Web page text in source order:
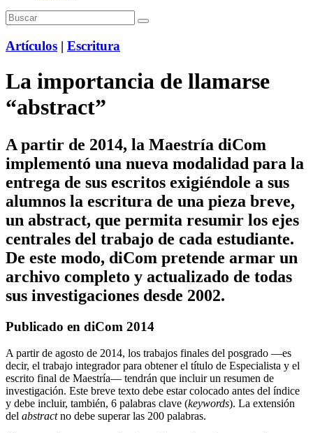
Artículos | Escritura
La importancia de llamarse
“abstract”
A partir de 2014, la Maestría diCom
implementó una nueva modalidad para la
entrega de sus escritos exigiéndole a sus
alumnos la escritura de una pieza breve,
un abstract, que permita resumir los ejes
centrales del trabajo de cada estudiante.
De este modo, diCom pretende armar un
archivo completo y actualizado de todas
sus investigaciones desde 2002.
Publicado en diCom 2014
A partir de agosto de 2014, los trabajos finales del posgrado —es
decir, el trabajo integrador para obtener el título de Especialista y el
escrito final de Maestría— tendrán que incluir un resumen de
investigación. Este breve texto debe estar colocado antes del índice
y debe incluir, también, 6 palabras clave (keywords). La extensión
del abstractno debe superar las 200 palabras.